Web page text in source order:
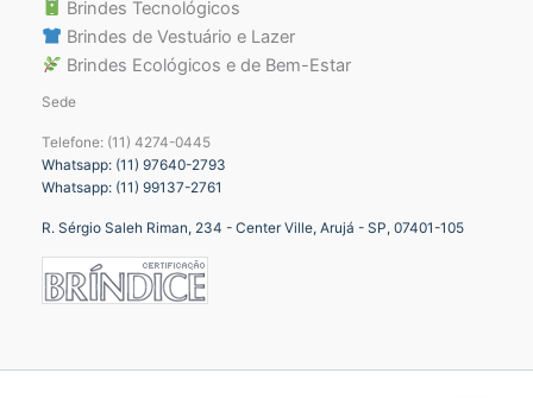
Brindes Tecnológicos
Brindes de Vestuário e Lazer
Brindes Ecológicos e de Bem-Estar
Sede
Telefone: (11) 4274-0445
Whatsapp: (11) 97640-2793
Whatsapp: (11) 99137-2761
R. Sérgio Saleh Riman, 234 - Center Ville, Arujá - SP, 07401-105